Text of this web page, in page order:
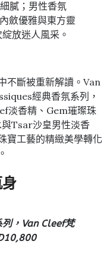
膩；男性香氛
斂優雅與東方靈
放迷人風采。
不斷被重新解讀。Van
經典香氛系列，
淡香精、Gem璀璨珠
Tsar沙皇男性淡香
寶工藝的精緻美學轉化
，Van Cleef梵